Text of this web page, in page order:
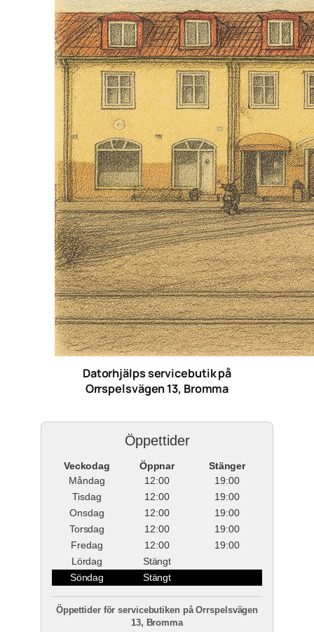
Datorhjälps servicebutik på
Orrspelsvägen 13, Bromma
Öppettider
Veckodag Öppnar
Stänger
Måndag
12:00
19:00
Tisdag
12:00
19:00
Onsdag
12:00
19:00
Torsdag
12:00
19:00
Fredag
12:00
19:00
Lördag
Stängt
Söndag
Stängt
Öppettider för servicebutiken på Orrspelsvägen
13, Bromma